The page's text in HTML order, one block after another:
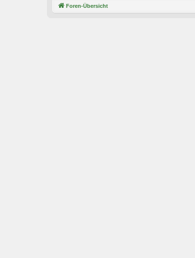
Foren-Übersicht